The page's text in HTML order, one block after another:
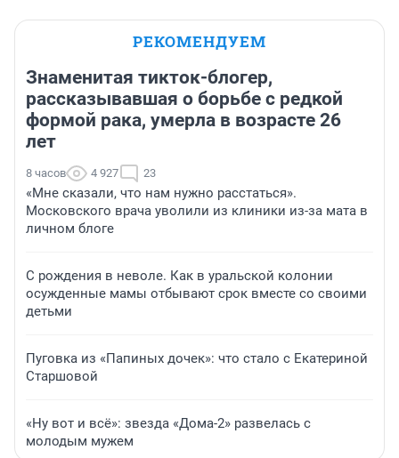
РЕКОМЕНДУЕМ
Знаменитая тикток-блогер,
рассказывавшая о борьбе с редкой
формой рака, умерла в возрасте 26
лет
8 часов 4 927 23
«Мне сказали, что нам нужно расстаться».
Московского врача уволили из клиники из-за мата в
личном блоге
С рождения в неволе. Как в уральской колонии
осужденные мамы отбывают срок вместе со своими
детьми
Пуговка из «Папиных дочек»: что стало с Екатериной
Старшовой
«Ну вот и всё»: звезда «Дома-2» развелась с
молодым мужем